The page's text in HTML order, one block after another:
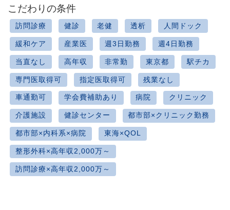
こだわりの条件
訪問診療 健診 老健 透析 人間ドック
緩和ケア 産業医 週3日勤務 週4日勤務
当直なし 高年収 非常勤 東京都 駅チカ
専門医取得可 指定医取得可 残業なし
車通勤可 学会費補助あり 病院 クリニック
介護施設 健診センター 都市部×クリニック勤務
都市部×内科系×病院 東海×QOL
整形外科×高年収2,000万～
訪問診療×高年収2,000万～